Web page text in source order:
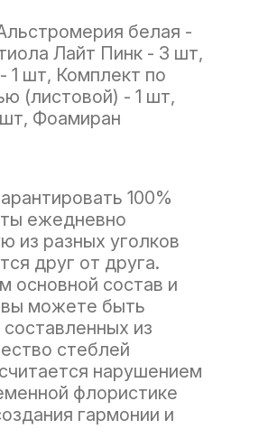
белая -
Лайт Пинк - 3 шт,
1 шт, Комплект по
(листовой) - 1 шт,
Фоамиран
100%
ежедневно
из разных уголков
друг от друга.
основной состав и
вы можете быть
из
стеблей
нарушением
флористике
гармонии и